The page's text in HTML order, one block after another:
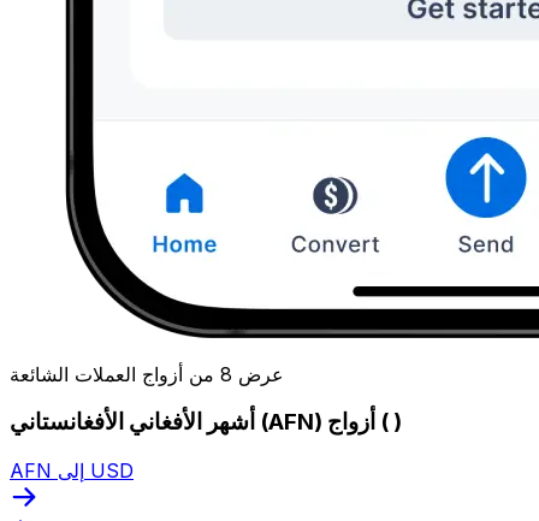
عرض 8 من أزواج العملات الشائعة
أشهر الأفغاني الأفغانستاني (AFN) أزواج ( )
AFN إلى USD